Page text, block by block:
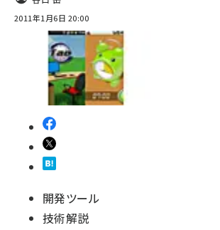
2011年1月6日 20:00
開発ツール
技術解説